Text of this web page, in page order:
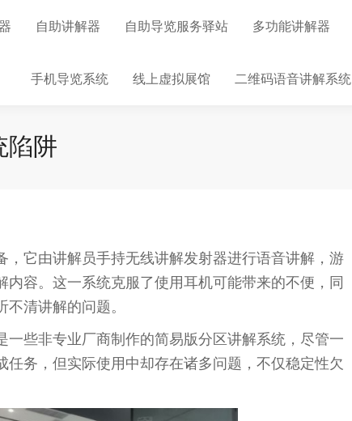
自助讲解器 自助导览服务驿站 多功能讲解器
手机导览系统 线上虚拟展馆 二维码语音讲解系统
陷阱
，它由讲解员手持无线讲解发射器进行语音讲解，游
容。这一系统克服了使用耳机可能带来的不便，同
清讲解的问题。
些非专业厂商制作的简易版分区讲解系统，尽管一
务，但实际使用中却存在诸多问题，不仅稳定性欠